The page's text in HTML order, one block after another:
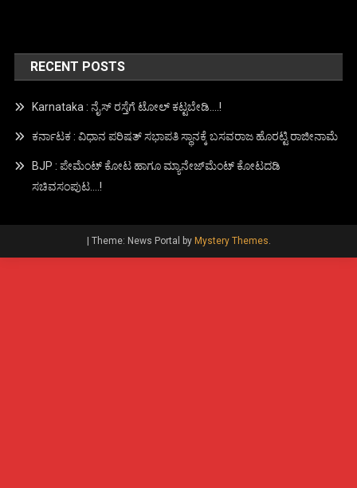
RECENT POSTS
Karnataka : ನೈಸ್ ರಸ್ತೆಗೆ ಟೋಲ್ ಕಟ್ಟಬೇಡಿ….!
ಕರ್ನಾಟಕ : ವಿಧಾನ ಪರಿಷತ್ ಸಭಾಪತಿ ಸ್ಥಾನಕ್ಕೆ ಬಸವರಾಜ ಹೊರಟ್ಟಿ ರಾಜೀನಾಮೆ
BJP : ಪೇಮೆಂಟ್ ಕೋಟ ಹಾಗೂ ಮ್ಯಾನೇಜ್‍ಮೆಂಟ್ ಕೋಟದಡಿ
ಸಚಿವಸಂಪುಟ….!
Theme: News Portal by Mystery Themes.